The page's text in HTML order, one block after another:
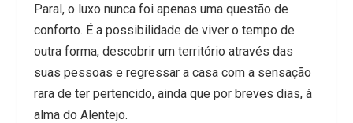
Paral, o luxo nunca foi apenas uma questão de
conforto. É a possibilidade de viver o tempo de
outra forma, descobrir um território através das
suas pessoas e regressar a casa com a sensação
rara de ter pertencido, ainda que por breves dias, à
alma do Alentejo.